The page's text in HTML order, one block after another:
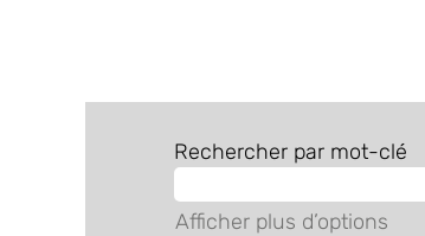
Rechercher par mot-clé
Afficher plus d’options